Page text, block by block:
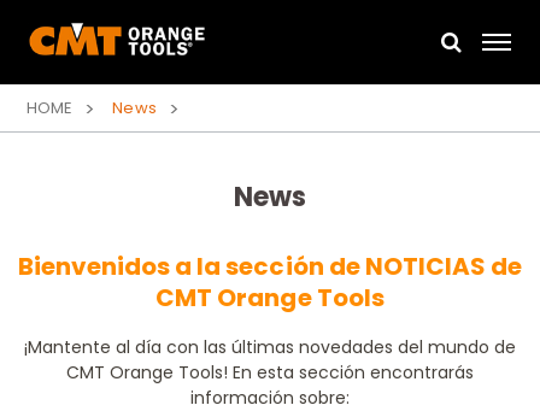
HOME News
News
Bienvenidos a la sección de NOTICIAS de
CMT Orange Tools
¡Mantente al día con las últimas novedades del mundo de
CMT Orange Tools! En esta sección encontrarás
información sobre: